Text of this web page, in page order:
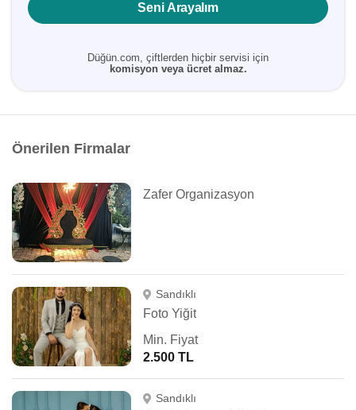
Seni Arayalım
Düğün.com, çiftlerden hiçbir servisi için
komisyon veya ücret almaz.
Önerilen Firmalar
Zafer Organizasyon
Sandıklı
Foto Yiğit
Min. Fiyat
2.500 TL
Sandıklı